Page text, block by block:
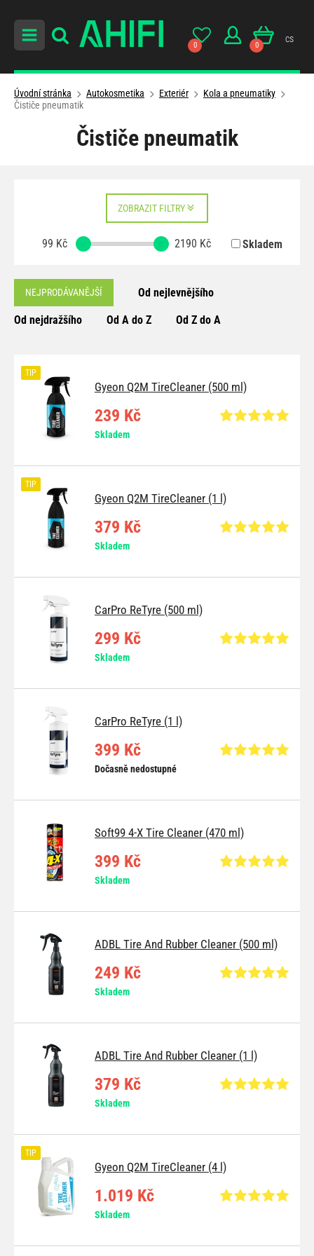
0 0
cs
Úvodní stránka Autokosmetika Exteriér
Kola a pneumatiky
Čističe pneumatik
Čističe pneumatik
ZOBRAZIT FILTRY
99 Kč 2190 Kč Skladem
NEJPRODÁVANĚJŠÍ Od nejlevnějšího
Od nejdražšího Od A do Z Od Z do A
Gyeon Q2M TireCleaner (500 ml)
TIP
239 Kč
Skladem
Gyeon Q2M TireCleaner (1 l)
TIP
379 Kč
Skladem
CarPro ReTyre (500 ml)
299 Kč
Skladem
CarPro ReTyre (1 l)
399 Kč
Dočasně nedostupné
Soft99 4-X Tire Cleaner (470 ml)
399 Kč
Skladem
ADBL Tire And Rubber Cleaner (500 ml)
249 Kč
Skladem
ADBL Tire And Rubber Cleaner (1 l)
379 Kč
Skladem
Gyeon Q2M TireCleaner (4 l)
TIP
1.019 Kč
Skladem